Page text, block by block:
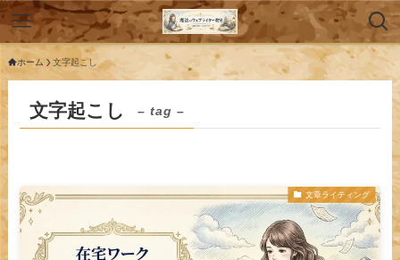
ホーム 文字起こし
文字起こし – tag –
文章ライティング